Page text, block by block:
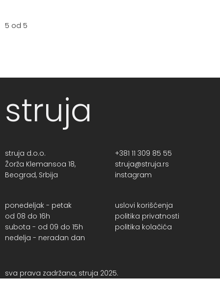
5 od 5
struja
struja d.o.o.
Žorža Klemansoa 18,
Beograd, Srbija
+381 11 309 85 55
struja@struja.rs
instagram
ponedeljak - petak
od 08 do 16h
subota - od 09 do 15h
nedelja - neradan dan
uslovi korišćenja
politika privatnosti
politika kolačića
sva prava zadržana, struja 2025.